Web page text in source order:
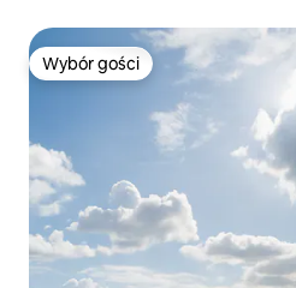
Wybór gości
Wybór gości